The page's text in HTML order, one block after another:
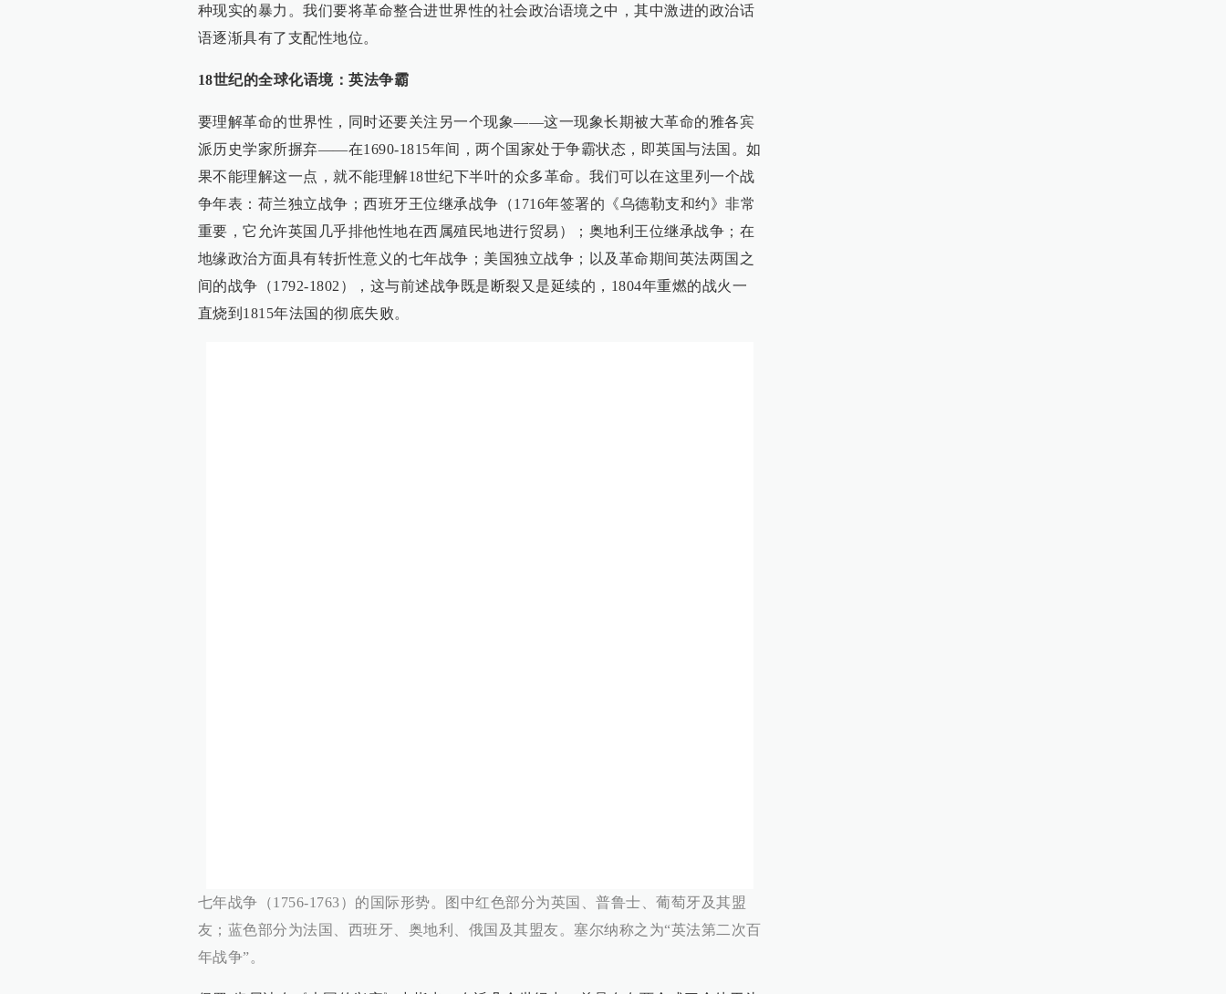
种现实的暴力。我们要将革命整合进世界性的社会政治语境之中，其中激进的政治话
语逐渐具有了支配性地位。
18世纪的全球化语境：英法争霸
要理解革命的世界性，同时还要关注另一个现象——这一现象长期被大革命的雅各宾
派历史学家所摒弃——在1690-1815年间，两个国家处于争霸状态，即英国与法国。如
果不能理解这一点，就不能理解18世纪下半叶的众多革命。我们可以在这里列一个战
争年表：荷兰独立战争；西班牙王位继承战争（1716年签署的《乌德勒支和约》非常
重要，它允许英国几乎排他性地在西属殖民地进行贸易）；奥地利王位继承战争；在
地缘政治方面具有转折性意义的七年战争；美国独立战争；以及革命期间英法两国之
间的战争（1792-1802），这与前述战争既是断裂又是延续的，1804年重燃的战火一
直烧到1815年法国的彻底失败。
七年战争（1756-1763）的国际形势。图中红色部分为英国、普鲁士、葡萄牙及其盟
友；蓝色部分为法国、西班牙、奥地利、俄国及其盟友。塞尔纳称之为“英法第二次百
年战争”。